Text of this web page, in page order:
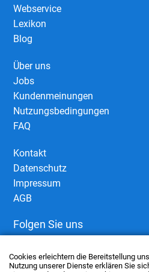
Cookies erleichtern die Bereitstellung
Nutzung unserer Dienste erklären Sie
Webservice
Lexikon
Blog
Über uns
Jobs
Kundenmeinungen
Nutzungsbedingungen
FAQ
Kontakt
Datenschutz
Impressum
AGB
Folgen Sie uns